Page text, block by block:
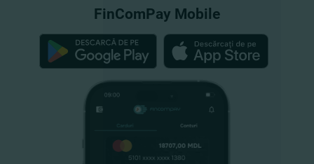
FinComPay Mobile